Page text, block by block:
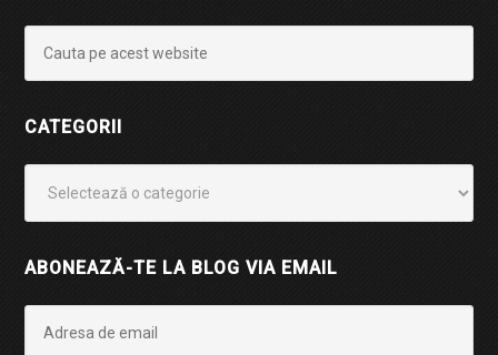
CATEGORII
ABONEAZĂ-TE LA BLOG VIA EMAIL